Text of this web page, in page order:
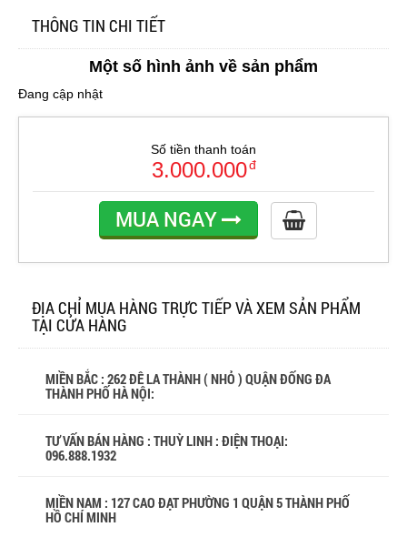
THÔNG TIN CHI TIẾT
Một số hình ảnh về sản phẩm
Đang cập nhật
Số tiền thanh toán
3.000.000đ
MUA NGAY
ĐỊA CHỈ MUA HÀNG TRỰC TIẾP VÀ XEM SẢN PHẨM
TẠI CỬA HÀNG
MIỀN BẮC : 262 ĐÊ LA THÀNH ( NHỎ ) QUẬN ĐỐNG ĐA
THÀNH PHỐ HÀ NỘI:
TƯ VẤN BÁN HÀNG : THUỲ LINH : ĐIỆN THOẠI:
096.888.1932
MIỀN NAM : 127 CAO ĐẠT PHƯỜNG 1 QUẬN 5 THÀNH PHỐ
HỒ CHÍ MINH